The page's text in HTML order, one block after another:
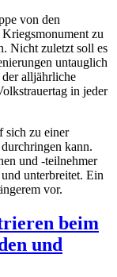
von den
zu
Nicht zuletzt soll es
untauglich
alljährliche
in jeder
sich zu einer
kann.
und -teilnehmer
unterbreitet. Ein
vor.
beim
und